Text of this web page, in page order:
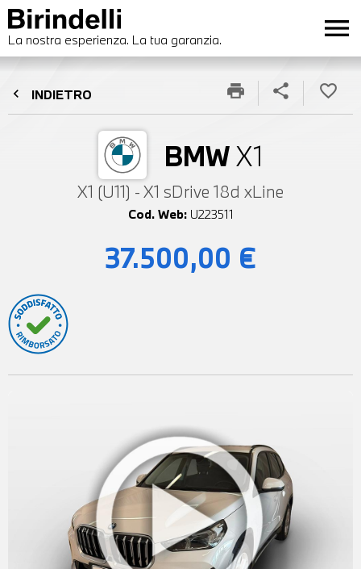
La nostra esperienza. La tua garanzia. menu
chevron_left INDIETRO
BMWX1
X1 (U11) - X1 sDrive 18d xLine
Cod. Web: U223511
print share favorite_border
37.500,00 €